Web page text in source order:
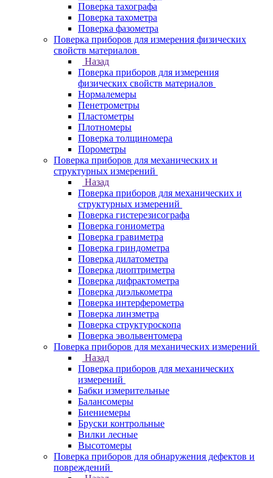
Поверка тахографа
Поверка тахометра
Поверка фазометра
Поверка приборов для измерения физических
свойств материалов
Назад
Поверка приборов для измерения
физических свойств материалов
Нормалемеры
Пенетрометры
Пластометры
Плотномеры
Поверка толщиномера
Порометры
Поверка приборов для механических и
структурных измерений
Назад
Поверка приборов для механических и
структурных измерений
Поверка гистерезисографа
Поверка гониометра
Поверка гравиметра
Поверка гриндометра
Поверка дилатометра
Поверка диоптриметра
Поверка дифрактометра
Поверка диэлькометра
Поверка интерферометра
Поверка линзметра
Поверка структуроскопа
Поверка эвольвентомера
Поверка приборов для механических измерений
Назад
Поверка приборов для механических
измерений
Бабки измерительные
Балансомеры
Биениемеры
Бруски контрольные
Вилки лесные
Высотомеры
Поверка приборов для обнаружения дефектов и
повреждений